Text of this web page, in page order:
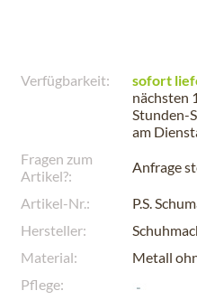
Verfügbarkeit: sofort
nächsten
Stunden-
am
Fragen zum
Artikel?:
Anfrage
Artikel-Nr.:
P.S.
Hersteller:
Material:
Metall
Pflege: